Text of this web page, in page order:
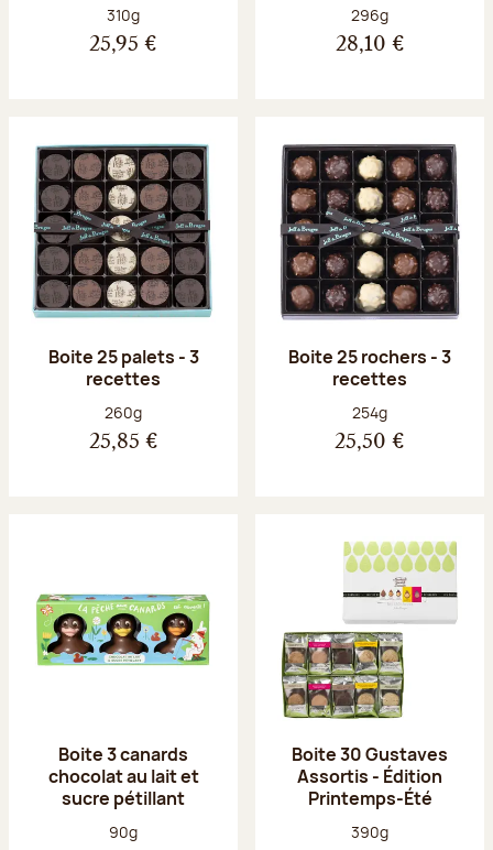
Poids net :
310g
25,95 €
Poids net :
296g
28,10 €
Boite 25 palets - 3
recettes
Poids net :
260g
25,85 €
Boite 25 rochers - 3
recettes
Poids net :
254g
25,50 €
Boite 3 canards
chocolat au lait et
sucre pétillant
Poids net :
90g
Boite 30 Gustaves
Assortis - Édition
Printemps-Été
Poids net :
390g